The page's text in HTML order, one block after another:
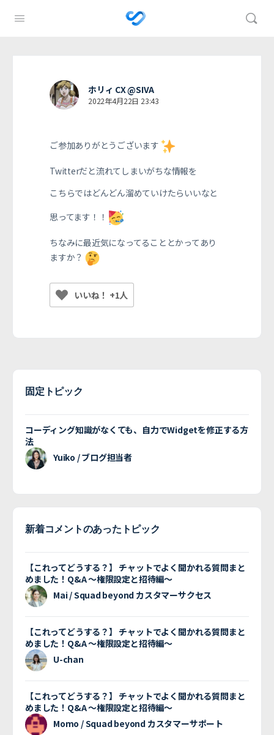
ホリィ CX @SIVA
2022年4月22日 23:43
ご参加ありがとうございます
Twitterだと流れてしまいがちな情報を
こちらではどんどん溜めていけたらいいなと
思ってます！！
ちなみに最近気になってることとかってあり
ますか？
いいね！ +1人
固定トピック
コーディング知識がなくても、自力でWidgetを修正する方
法
Yuiko / ブログ担当者
新着コメントのあったトピック
【これってどうする？】 チャットでよく聞かれる質問まと
めました！Q&A 〜権限設定と招待編〜
Mai / Squad beyond カスタマーサクセス
【これってどうする？】 チャットでよく聞かれる質問まと
めました！Q&A 〜権限設定と招待編〜
U-chan
【これってどうする？】 チャットでよく聞かれる質問まと
めました！Q&A 〜権限設定と招待編〜
Momo / Squad beyond カスタマーサポート